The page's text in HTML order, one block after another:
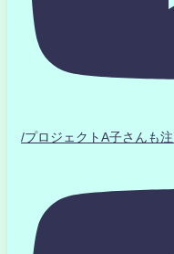
/プロジェクトA子さんも